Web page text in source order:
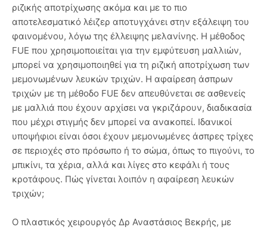
ριζικής αποτρίχωσης ακόμα και με το πιο
αποτελεσματικό λέιζερ αποτυγχάνει στην εξάλειψη του
φαινομένου, λόγω της έλλειψης μελανίνης. Η μέθοδος
FUE που χρησιμοποιείται για την εμφύτευση μαλλιών,
μπορεί να χρησιμοποιηθεί για τη ριζική αποτρίχωση των
μεμονωμένων λευκών τριχών. Η αφαίρεση άσπρων
τριχών με τη μέθοδο FUE δεν απευθύνεται σε ασθενείς
με μαλλιά που έχουν αρχίσει να γκριζάρουν, διαδικασία
που μέχρι στιγμής δεν μπορεί να ανακοπεί. Ιδανικοί
υποψήφιοι είναι όσοι έχουν μεμονωμένες άσπρες τρίχες
σε περιοχές στο πρόσωπο ή το σώμα, όπως το πιγούνι, το
μπικίνι, τα χέρια, αλλά και λίγες στο κεφάλι ή τους
κροτάφους. Πώς γίνεται λοιπόν η αφαίρεση λευκών
τριχών;
Ο πλαστικός χειρουργός Δρ Αναστάσιος Βεκρής, με